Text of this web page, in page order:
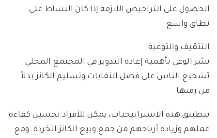
الحصول على التراخيص اللازمة إذا كان النشاط على
نطاق واسع
التثقيف والتوعية
نشر الوعي بأهمية إعادة التدوير في المجتمع المحلي
تشجيع الناس على فصل النفايات وتسليم الكانز بدلاً
من رميها
بتطبيق هذه الاستراتيجيات، يمكن للأفراد تحسين كفاءة
عملهم وزيادة أرباحهم من جمع وبيع الكانز الخردة. ومع